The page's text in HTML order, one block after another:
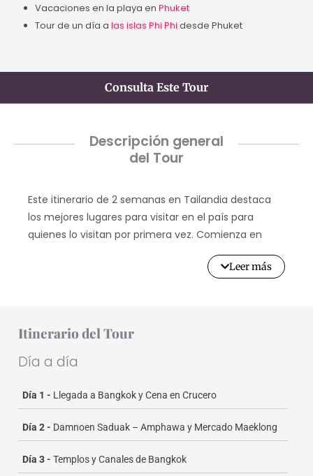
Vacaciones en la playa en Phuket
Tour de un día a las islas Phi Phi desde Phuket
Consulta Este Tour
Descripción general
del Tour
Este itinerario de 2 semanas en Tailandia destaca
los mejores lugares para visitar en el país para
quienes lo visitan por primera vez. Comienza en
Bangkok con una encantadora cena en un crucero,
ideal para adentrarse en el vibrante ritmo de la
Saduak, Amphawa y Maeklong, además de sus
templos icónicos y tranquilos canales. Luego, el viaje
de la antigua capital de Tailandia, combinando
historia y belleza escénica.
Hacia el norte, el itinerario llega aChiang Rai, donde
podrás visitar templos como el Blanco y el Azul,
Leer más
Itinerario del Tour
Día a día
Día 1 - Llegada a Bangkok y Cena en Crucero
Día 2 - Damnoen Saduak – Amphawa y Mercado Maeklong
Día 3 - Templos y Canales de Bangkok